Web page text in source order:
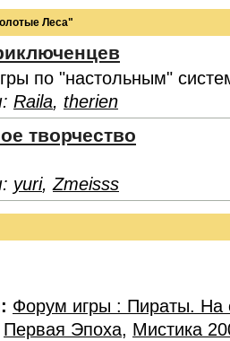
Леса"
по "настольным"
Raila, therien
творчество
yuri, Zmeisss
Форум игры : Пираты. На
Первая Эпоха, Мистика